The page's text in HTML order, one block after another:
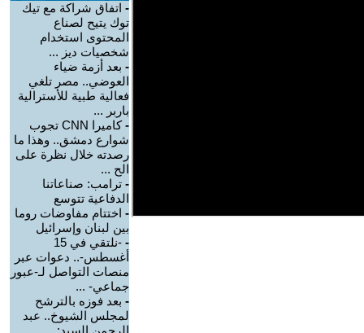
- اتفاق شراكة مع تيك
توك يتيح لصناع
المحتوى استخدام
شخصيات ديز ...
- بعد أزمة ضياء
العوضي.. مصر تلغي
فعالية طبية للأسترالية
باربر ...
-
كاميرا CNN تجوب
شوارع دمشق.. وهذا ما
رصدته خلال نظرة على
الح ...
- ترامب: صناعاتنا
الدفاعية تتوسع
- اختتام مفاوضات روما
بين لبنان وإسرائيل
-
-نلتقي في 15
أغسطس-.. دعوات عبر
منصات التواصل لـ-عبور
جماعي- ...
- بعد فوزه بالترشح
لمجلس الشيوخ.. عبد
الرحمن السيد: